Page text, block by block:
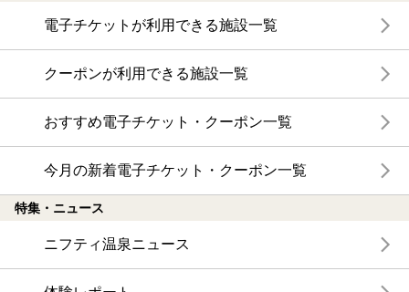
電子チケットが利用できる施設一覧
クーポンが利用できる施設一覧
おすすめ電子チケット・クーポン一覧
今月の新着電子チケット・クーポン一覧
特集・ニュース
ニフティ温泉ニュース